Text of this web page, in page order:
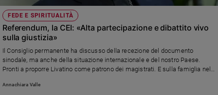
Papa
Papa
Chiesa
Chiesa
e
FEDE E SPIRITUALITÀ
Referendum, la CEI: «Alta partecipazione e dibattito vivo
sulla giustizia»
Il Consiglio permanente ha discusso della recezione del documento
sinodale, ma anche della situazione internazionale e del nostro Paese.
Pronti a proporre Livatino come patrono dei magistrati. E sulla famiglia nel
Annachiara Valle